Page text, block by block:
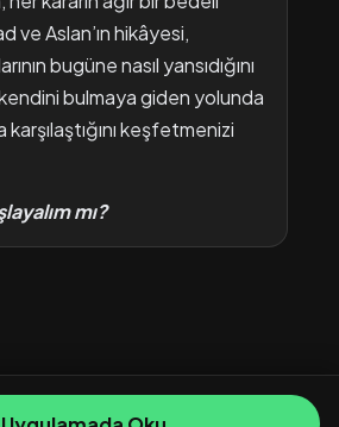
ve Aslan’ın hikâyesi,
bugüne nasıl yansıdığını
bulmaya giden yolunda
karşılaştığını keşfetmenizi
mı?